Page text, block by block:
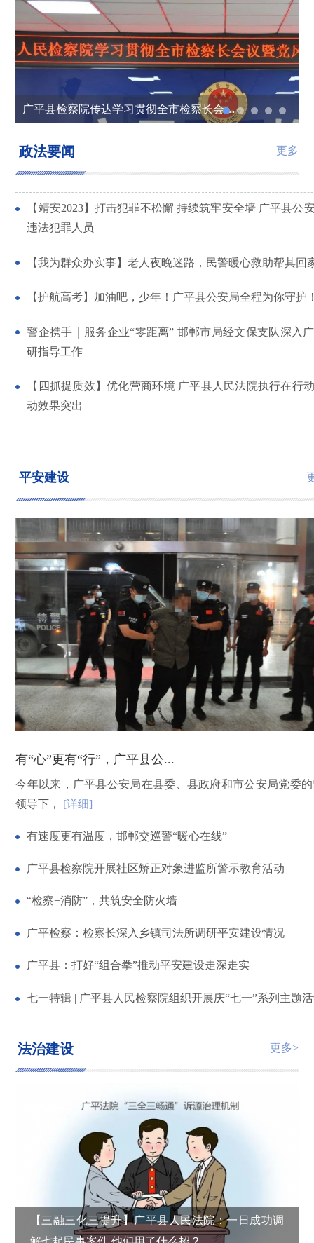
广平县检察院传达学习贯彻全市检察长会议暨党风廉政建设工作会议精神
更多
政法要闻
【靖安2023】打击犯罪不松懈 持续筑牢安全墙 广平县公
违法犯罪人员
【我为群众办实事】老人夜晚迷路，民警暖心救助帮其回
【护航高考】加油吧，少年！广平县公安局全程为你守护
警企携手｜服务企业“零距离” 邯郸市局经文保支队深入
研指导工作
【四抓提质效】优化营商环境 广平县人民法院执行在
动效果突出
平安建设
有“心”更有“行”，广平县公...
今年以来，广平县公安局在县委、县政府和市公安局党委
领导下， [详细]
有速度更有温度，邯郸交巡警“暖心在线”
广平县检察院开展社区矫正对象进监所警示教育活动
“检察+消防”，共筑安全防火墙
广平检察：检察长深入乡镇司法所调研平安建设情况
广平县：打好“组合拳”推动平安建设走深走实
七一特辑 | 广平县人民检察院组织开展庆“七一”系列主题
法治建设 更多>
【三融三化三提升】广平县人民法院：一日成功调